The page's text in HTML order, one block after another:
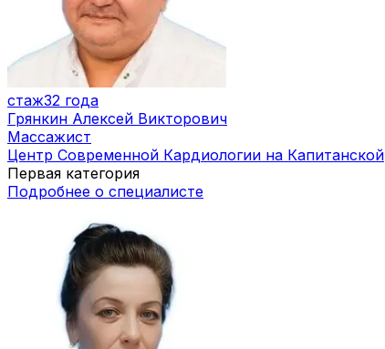
стаж32 года
Грянкин Алексей Викторович
Массажист
Центр Современной Кардиологии на Капитанской
Первая категория
Подробнее о специалисте